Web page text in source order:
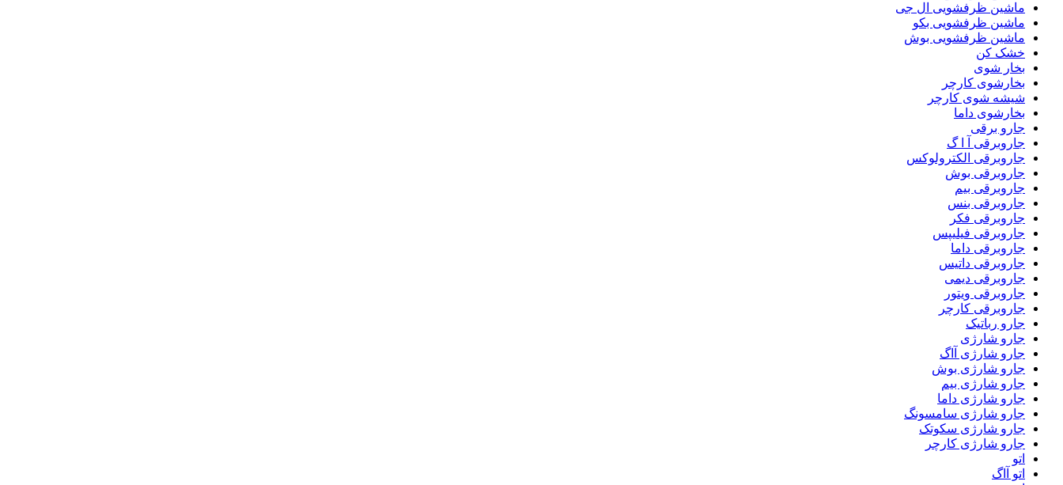
ماشین ظرفشویی ال جی
ماشین ظرفشویی بکو
ماشین ظرفشویی بوش
خشک کن
بخار شوی
بخارشوی کارچر
شیشه شوی کارچر
بخارشوی داما
جارو برقی
جاروبرقی آ ا گ
جاروبرقی الکترولوکس
جاروبرقی بوش
جاروبرقی بیم
جاروبرقی بنس
جاروبرقی فکر
جاروبرقی فیلیپس
جاروبرقی داما
جاروبرقی داتیس
جاروبرقی دیمی
جاروبرقی ویتور
جاروبرقی کارچر
جارو رباتیک
جارو شارژی
جارو شارژی آاگ
جارو شارژی بوش
جارو شارژی بیم
جارو شارژی داما
جارو شارژی سامسونگ
جارو شارژی سکوتک
جارو شارژی کارچر
اتو
اتو آاگ